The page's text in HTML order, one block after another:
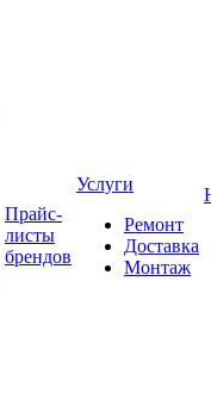
Прайс-
листы
брендов
Услуги
Ремонт
Доставка
Монтаж